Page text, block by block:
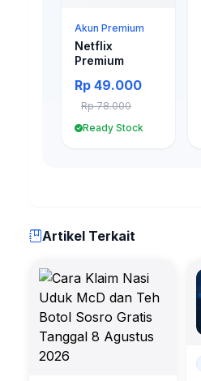
Akun Premium
Netflix
Premium
Rp 49.000
Rp 78.000
Ready Stock
Artikel Terkait